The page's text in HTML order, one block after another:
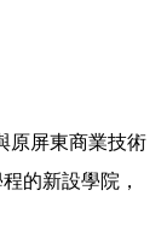
原屏東商業技術
的新設學院，